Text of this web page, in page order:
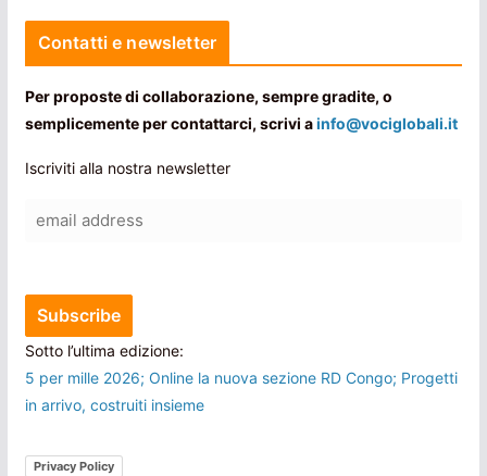
Contatti e newsletter
Per proposte di collaborazione, sempre gradite, o
semplicemente per contattarci, scrivi ainfo@vociglobali.it
Iscriviti alla nostra newsletter
Sotto l’ultima edizione:
5 per mille 2026; Online la nuova sezione RD Congo; Progetti
in arrivo, costruiti insieme
Privacy Policy